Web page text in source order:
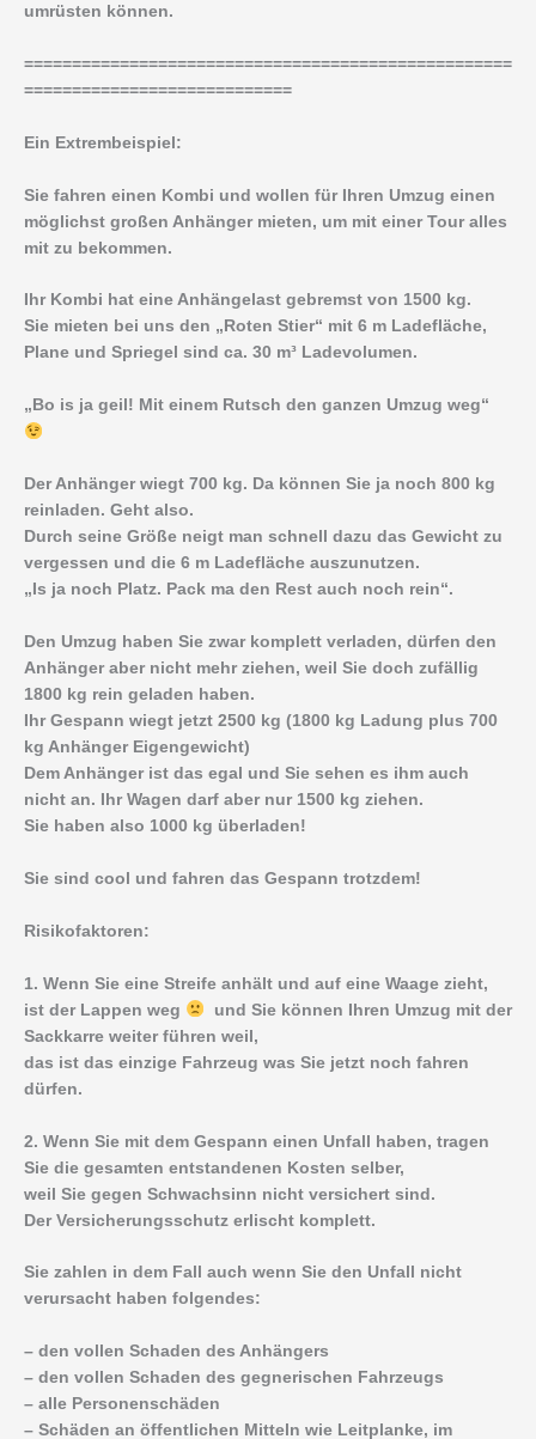
umrüsten können.
===================================================
============================
Ein Extrembeispiel:
Sie fahren einen Kombi und wollen für Ihren Umzug einen
möglichst großen Anhänger mieten, um mit einer Tour alles
mit zu bekommen.
Ihr Kombi hat eine Anhängelast gebremst von 1500 kg.
Sie mieten bei uns den „Roten Stier“ mit 6 m Ladefläche,
Plane und Spriegel sind ca. 30 m³ Ladevolumen.
„Bo is ja geil! Mit einem Rutsch den ganzen Umzug weg“
Der Anhänger wiegt 700 kg. Da können Sie ja noch 800 kg
reinladen. Geht also.
Durch seine Größe neigt man schnell dazu das Gewicht zu
vergessen und die 6 m Ladefläche auszunutzen.
„Is ja noch Platz. Pack ma den Rest auch noch rein“.
Den Umzug haben Sie zwar komplett verladen, dürfen den
Anhänger aber nicht mehr ziehen, weil Sie doch zufällig
1800 kg rein geladen haben.
Ihr Gespann wiegt jetzt 2500 kg (1800 kg Ladung plus 700
kg Anhänger Eigengewicht)
Dem Anhänger ist das egal und Sie sehen es ihm auch
nicht an. Ihr Wagen darf aber nur 1500 kg ziehen.
Sie haben also 1000 kg überladen!
Sie sind cool und fahren das Gespann trotzdem!
Risikofaktoren:
1. Wenn Sie eine Streife anhält und auf eine Waage zieht,
ist der Lappen weg
und Sie können Ihren Umzug mit der
Sackkarre weiter führen weil,
das ist das einzige Fahrzeug was Sie jetzt noch fahren
dürfen.
2. Wenn Sie mit dem Gespann einen Unfall haben, tragen
Sie die gesamten entstandenen Kosten selber,
weil Sie gegen Schwachsinn nicht versichert sind.
Der Versicherungsschutz erlischt komplett.
Sie zahlen in dem Fall auch wenn Sie den Unfall nicht
verursacht haben folgendes:
– den vollen Schaden des Anhängers
– den vollen Schaden des gegnerischen Fahrzeugs
– alle Personenschäden
– Schäden an öffentlichen Mitteln wie Leitplanke, im